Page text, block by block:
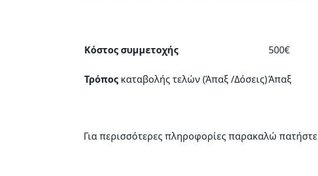
Κόστος συμμετοχής 500€
Τρόπος καταβολής τελών (Άπαξ /Δόσεις)Άπαξ
Για περισσότερες πληροφορίες παρακαλώ πατήστε